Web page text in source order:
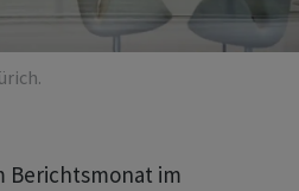
Berichtsmonat im